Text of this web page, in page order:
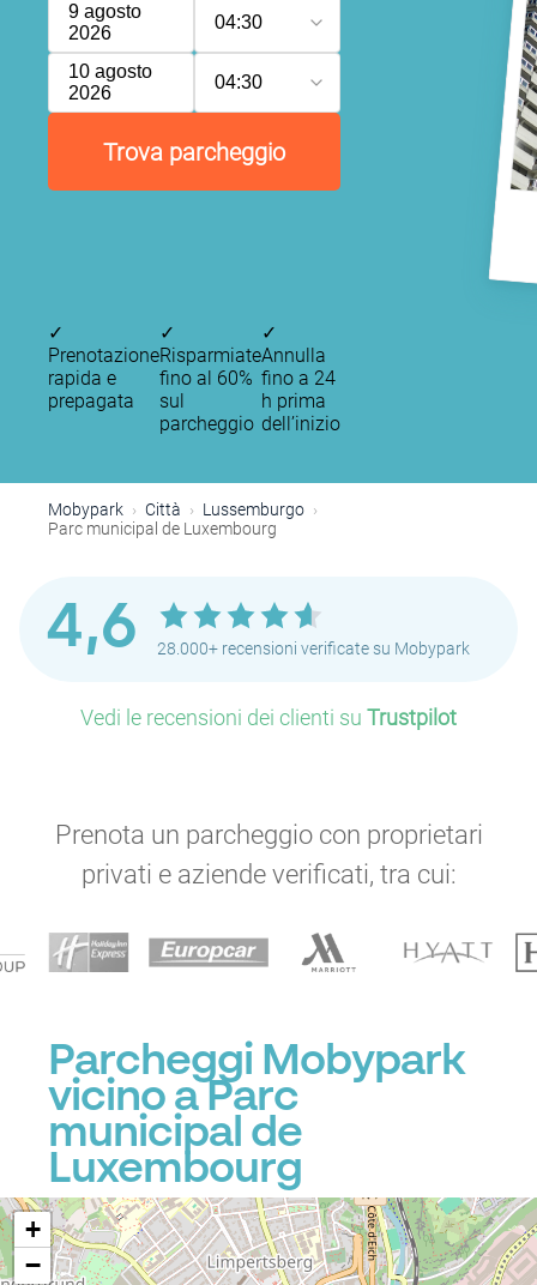
9 agosto
2026
04:30
10 agosto
2026
04:30
Trova parcheggio
✓
Prenotazione
rapida e
prepagata
✓
Risparmiate
fino al 60%
sul
parcheggio
✓
Annulla
fino a 24
h prima
dell’inizio
Mobypark Città
Lussemburgo
Parc municipal de Luxembourg
4,6 28.000+ recensioni verificate su Mobypark
Vedi le recensioni dei clienti su Trustpilot
Prenota un parcheggio con proprietari
privati e aziende verificati, tra cui:
Parcheggi Mobypark
vicino a Parc
municipal de
Luxembourg
+
−